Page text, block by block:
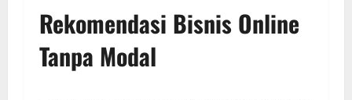
Rekomendasi Bisnis Online
Tanpa Modal